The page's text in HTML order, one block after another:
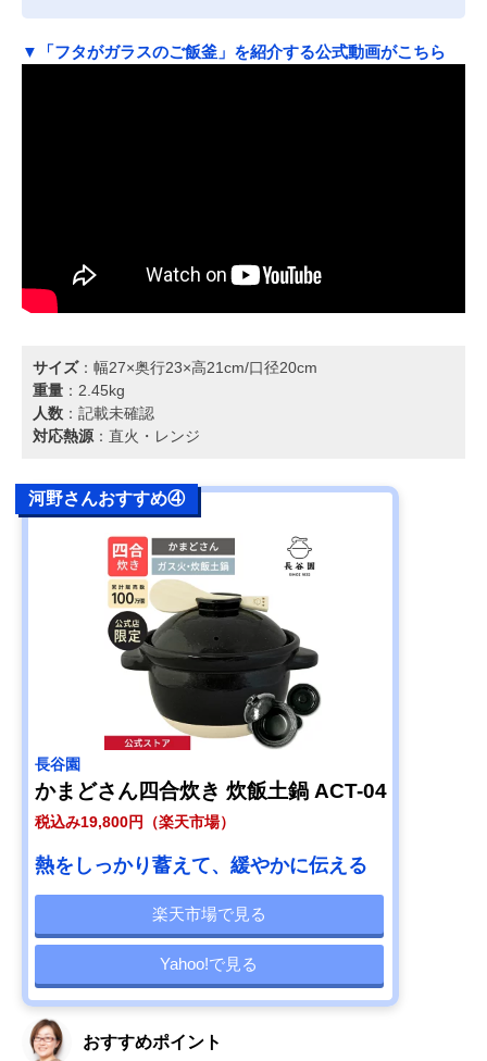
▼「フタがガラスのご飯釜」を紹介する公式動画がこちら
サイズ：幅27×奥行23×高21cm/口径20cm
重量 ：2.45kg
人数 ：記載未確認
対応熱源 ：直火・レンジ
河野さんおすすめ④
長谷園
かまどさん四合炊き 炊飯土鍋 ACT-04
税込み19,800円（楽天市場）
熱をしっかり蓄えて、緩やかに伝える
楽天市場で見る
Yahoo!で見る
おすすめポイント